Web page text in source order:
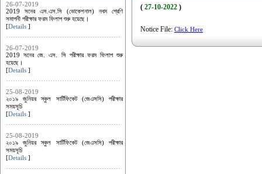
26-07-2019
2019 সনের এস.এস.সি (ভোকেশনাল) নবম শ্রেণি
সমাপনী পরীক্ষার ফরম ফিলাপ শুরু হয়েছে।
[Details ]
26-07-2019
2019 সনের জে. এস. সি পরীক্ষার ফরম ফিলাপ শুরু
হয়েছে।
[Details ]
25-08-2019
২০১৯ জুনিয়র স্কুল সার্টিফিকেট (জেএসসি) পরীক্ষার
সময়সূচি
[Details ]
25-08-2019
২০১৯ জুনিয়র স্কুল সার্টিফিকেট (জেএসসি) পরীক্ষার
সময়সূচি
[Details ]
( 27-10-2022 )
Notice File: Click Here